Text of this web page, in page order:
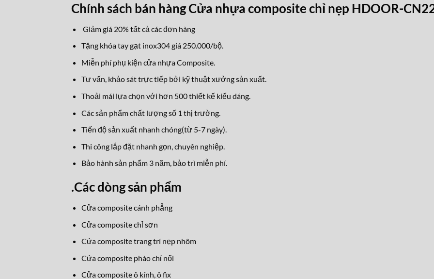
Chính sách bán hàng Cửa nhựa composite chỉ nẹp HDOOR-
Giảm giá 20% tất cả các đơn hàng
Tặng khóa tay gạt inox304 giá 250.000/bộ.
Miễn phí phụ kiện cửa nhựa Composite.
Tư vấn, khảo sát trực tiếp bởi kỹ thuật xưởng sản xuất.
Thoải mái lựa chọn với hơn 500 thiết kế kiểu dáng.
Các sản phẩm chất lượng số 1 thị trường.
Tiến độ sản xuất nhanh chóng(từ 5-7 ngày).
Thi công lắp đặt nhanh gọn, chuyên nghiệp.
Bảo hành sản phẩm 3 năm, bảo trì miễn phí.
.Các dòng sản phẩm
Cửa composite cánh phẳng
Cửa composite chỉ sơn
Cửa composite trang trí nẹp nhôm
Cửa composite phào chỉ nổi
Cửa composite ô kính, ô fix